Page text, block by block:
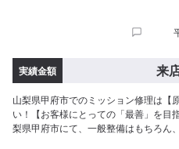
実績金額 来
山梨県甲府市でのミッション修理は【
い！【お客様にとっての「最善」を目
梨県甲府市にて、一般整備はもちろん